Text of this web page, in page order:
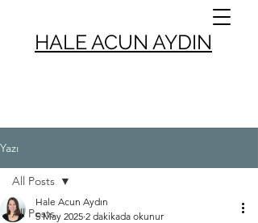
HALE ACUN AYDIN
Yazı
All Posts
All Posts
Hale Acun Aydın
5 May 2025 2 dakikada okunur